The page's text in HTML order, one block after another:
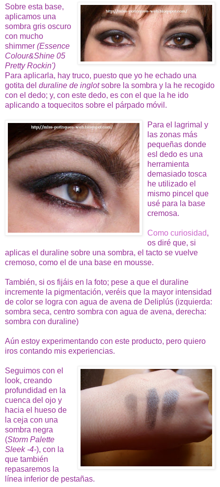
Sobre esta base,
aplicamos una
sombra gris oscuro
con mucho
shimmer (Essence
Colour&Shine 05
Pretty Rockin')
Para aplicarla, hay truco, puesto que yo he echado una
gotita del duraline de inglotsobre la sombra y la he recogido
con el dedo; y, con este dedo, es con el que la he ido
aplicando a toquecitos sobre el párpado móvil.
Para el lagrimal y
las zonas más
pequeñas donde
esl dedo es una
herramienta
demasiado tosca
he utilizado el
mismo pincel que
usé para la base
cremosa.
Como curiosidad,
os diré que, si
aplicas el duraline sobre una sombra, el tacto se vuelve
cremoso, como el de una base en mousse.
También, si os fijáis en la foto; pese a que el duraline
incremente la pigmentación, veréis que la mayor intensidad
de color se logra con agua de avena de Deliplús (izquierda:
sombra seca, centro sombra con agua de avena, derecha:
sombra con duraline)
Aún estoy experimentando con este producto, pero quiero
iros contando mis experiencias.
Seguimos con el
look, creando
profundidad en la
cuenca del ojo y
hacia el hueso de
la ceja con una
sombra negra
(Storm Palette
Sleek -4-), con la
que también
repasaremos la
línea inferior de pestañas.